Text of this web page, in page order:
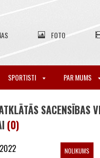
FOTO
SPORTISTI PAR MUMS
SACENSĪBAS
(0)
NOLIKUMS